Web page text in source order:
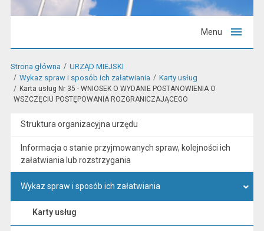
Menu
Strona główna
URZĄD MIEJSKI
Wykaz spraw i sposób ich załatwiania
Karty usług
Karta usług Nr 35 - WNIOSEK O WYDANIE POSTANOWIENIA O
WSZCZĘCIU POSTĘPOWANIA ROZGRANICZAJĄCEGO
Struktura organizacyjna urzędu
Informacja o stanie przyjmowanych spraw, kolejności ich
załatwiania lub rozstrzygania
Wykaz spraw i sposób ich załatwiania
Karty usług